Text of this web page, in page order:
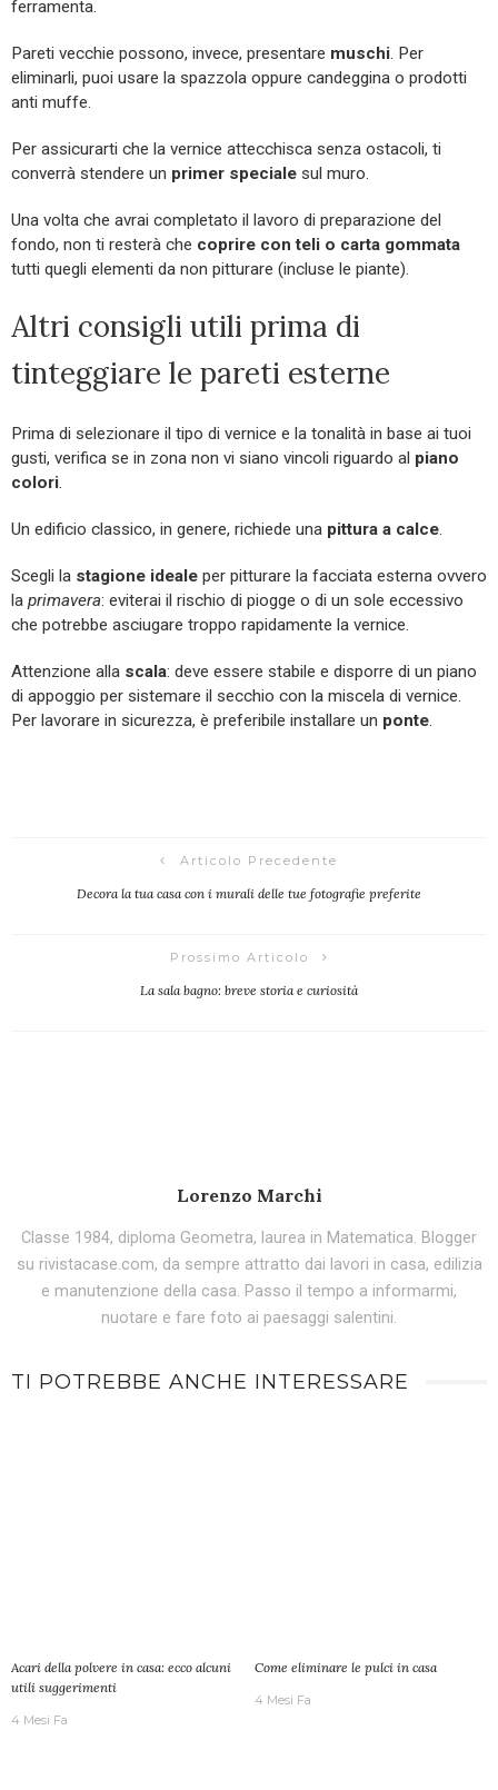
ferramenta.
Pareti vecchie possono, invece, presentare muschi. Per
eliminarli, puoi usare la spazzola oppure candeggina o prodotti
anti muffe.
Per assicurarti che la vernice attecchisca senza ostacoli, ti
converrà stendere un primer speciale sul muro.
Una volta che avrai completato il lavoro di preparazione del
fondo, non ti resterà che coprire con teli o carta gommata
tutti quegli elementi da non pitturare (incluse le piante).
Altri consigli utili prima di
tinteggiare le pareti esterne
Prima di selezionare il tipo di vernice e la tonalità in base ai tuoi
gusti, verifica se in zona non vi siano vincoli riguardo al piano
colori.
Un edificio classico, in genere, richiede una pittura a calce.
Scegli la stagione ideale per pitturare la facciata esterna ovvero
la primavera: eviterai il rischio di piogge o di un sole eccessivo
che potrebbe asciugare troppo rapidamente la vernice.
Attenzione alla scala: deve essere stabile e disporre di un piano
di appoggio per sistemare il secchio con la miscela di vernice.
Per lavorare in sicurezza, è preferibile installare un ponte.
Articolo Precedente
Decora la tua casa con i murali delle tue fotografie preferite
Prossimo Articolo
La sala bagno: breve storia e curiosità
Lorenzo Marchi
Classe 1984, diploma Geometra, laurea in Matematica. Blogger
su rivistacase.com, da sempre attratto dai lavori in casa, edilizia
e manutenzione della casa. Passo il tempo a informarmi,
nuotare e fare foto ai paesaggi salentini.
TI POTREBBE ANCHE INTERESSARE
Acari della polvere in casa: ecco alcuni
utili suggerimenti
4 Mesi Fa
Come eliminare le pulci in casa
4 Mesi Fa